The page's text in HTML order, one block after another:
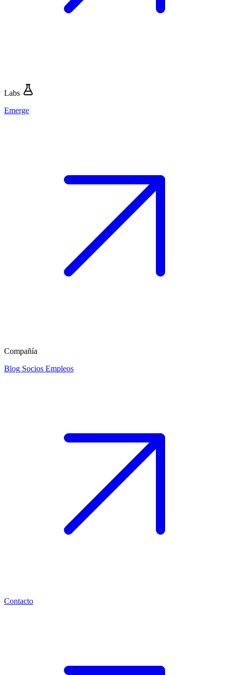
Labs
Emerge
Compañía
Blog Socios Empleos
Contacto